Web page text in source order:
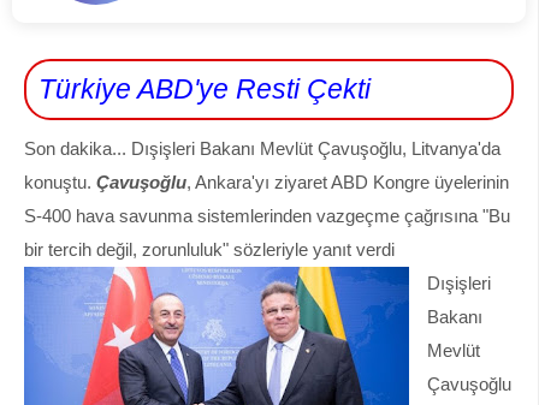
Türkiye ABD'ye Resti Çekti
Son dakika... Dışişleri Bakanı Mevlüt Çavuşoğlu, Litvanya'da
konuştu. Çavuşoğlu, Ankara'yı ziyaret ABD Kongre üyelerinin
S-400 hava savunma sistemlerinden vazgeçme çağrısına "Bu
bir tercih değil, zorunluluk" sözleriyle yanıt verdi
Dışişleri
Bakanı
Mevlüt
Çavuşoğlu